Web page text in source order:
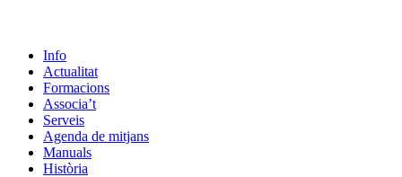
Info
Actualitat
Formacions
Associa’t
Serveis
Agenda de mitjans
Manuals
Història